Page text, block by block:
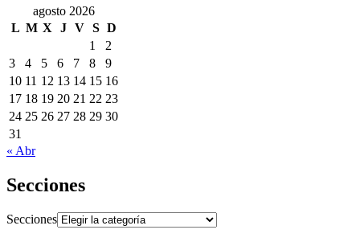
agosto 2026
L M X J V S D
1
2
3
4 5 6 7 8
9
10 11 12 13 14 15 16
17 18 19 20 21 22 23
24 25 26 27 28 29 30
31
« Abr
Secciones
Secciones